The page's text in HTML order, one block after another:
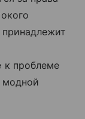
к проблеме
модной